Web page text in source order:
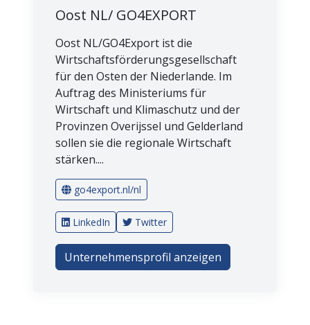
Oost NL/ GO4EXPORT
Oost NL/GO4Export ist die
Wirtschaftsförderungsgesellschaft
für den Osten der Niederlande. Im
Auftrag des Ministeriums für
Wirtschaft und Klimaschutz und der
Provinzen Overijssel und Gelderland
sollen sie die regionale Wirtschaft
stärken....
go4export.nl/nl
LinkedIn Twitter
Unternehmensprofil anzeigen